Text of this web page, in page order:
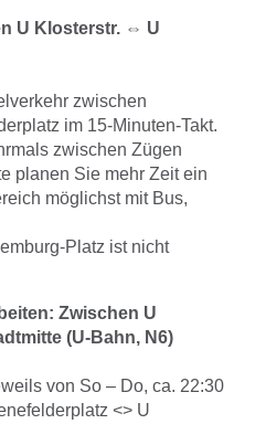
U Klosterstr. ⇔ U
zwischen
im 15-Minuten-Takt.
zwischen Zügen
planen Sie mehr Zeit ein
möglichst mit Bus,
Platz ist nicht
Zwischen U
(U-Bahn, N6)
von So – Do, ca. 22:30
<> U